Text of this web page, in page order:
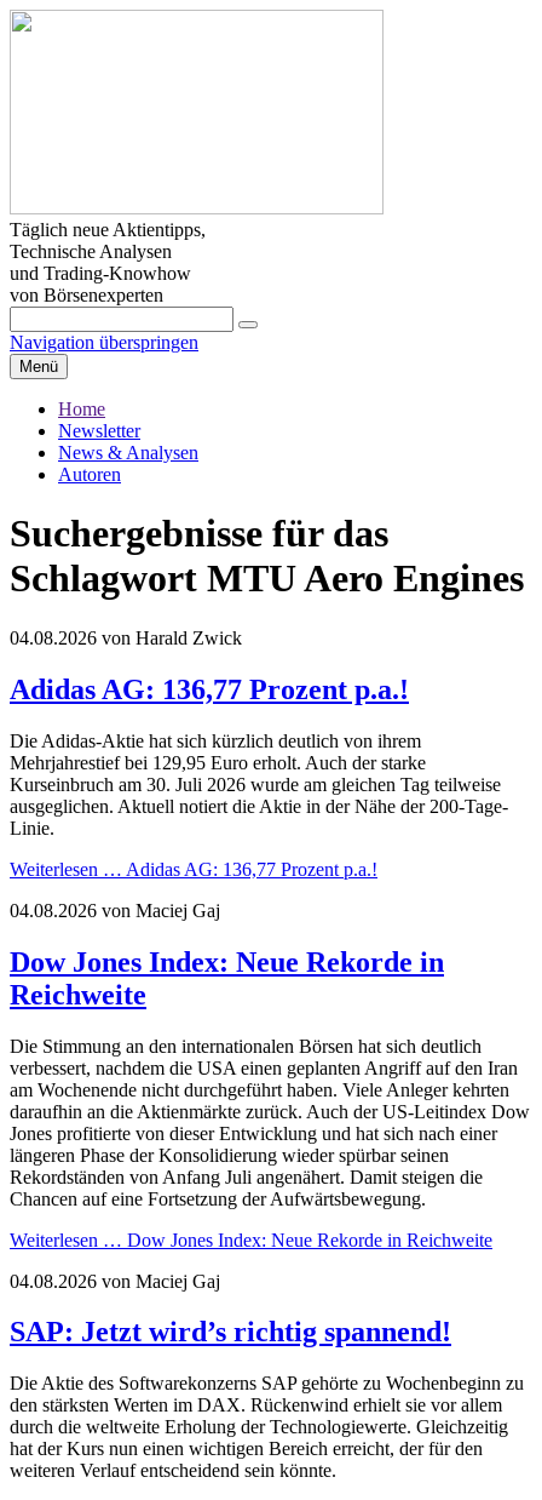
Täglich neue Aktientipps,
Technische Analysen
und Trading-Knowhow
von Börsenexperten
Navigation überspringen
Menü
Home
Newsletter
News & Analysen
Autoren
Suchergebnisse für das
Schlagwort MTU Aero Engines
04.08.2026 von Harald Zwick
Adidas AG: 136,77 Prozent p.a.!
Die Adidas-Aktie hat sich kürzlich deutlich von ihrem
Mehrjahrestief bei 129,95 Euro erholt. Auch der starke
Kurseinbruch am 30. Juli 2026 wurde am gleichen Tag teilweise
ausgeglichen. Aktuell notiert die Aktie in der Nähe der 200-Tage-
Linie.
Weiterlesen … Adidas AG: 136,77 Prozent p.a.!
04.08.2026 von Maciej Gaj
Dow Jones Index: Neue Rekorde in
Reichweite
Die Stimmung an den internationalen Börsen hat sich deutlich
verbessert, nachdem die USA einen geplanten Angriff auf den Iran
am Wochenende nicht durchgeführt haben. Viele Anleger kehrten
daraufhin an die Aktienmärkte zurück. Auch der US-Leitindex Dow
Jones profitierte von dieser Entwicklung und hat sich nach einer
längeren Phase der Konsolidierung wieder spürbar seinen
Rekordständen von Anfang Juli angenähert. Damit steigen die
Chancen auf eine Fortsetzung der Aufwärtsbewegung.
Weiterlesen … Dow Jones Index: Neue Rekorde in Reichweite
04.08.2026 von Maciej Gaj
SAP: Jetzt wird’s richtig spannend!
Die Aktie des Softwarekonzerns SAP gehörte zu Wochenbeginn zu
den stärksten Werten im DAX. Rückenwind erhielt sie vor allem
durch die weltweite Erholung der Technologiewerte. Gleichzeitig
hat der Kurs nun einen wichtigen Bereich erreicht, der für den
weiteren Verlauf entscheidend sein könnte.